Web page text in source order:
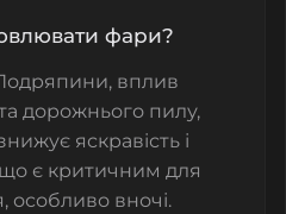
фари?
вплив
дорожнього пилу,
яскравість і
що є критичним для
особливо вночі.